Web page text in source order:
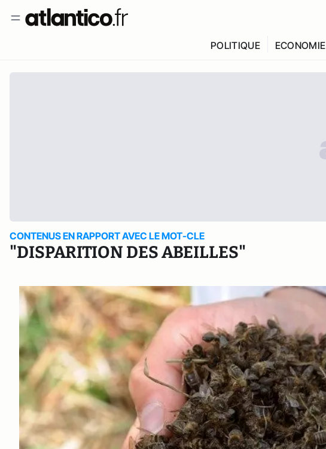
POLITIQUE ECONOMIE
CONTENUS EN RAPPORT AVEC LE MOT-CLE
"DISPARITION DES ABEILLES"